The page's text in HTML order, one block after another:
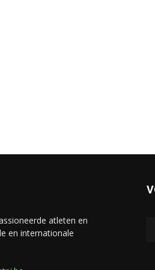
atleten en
en internationale